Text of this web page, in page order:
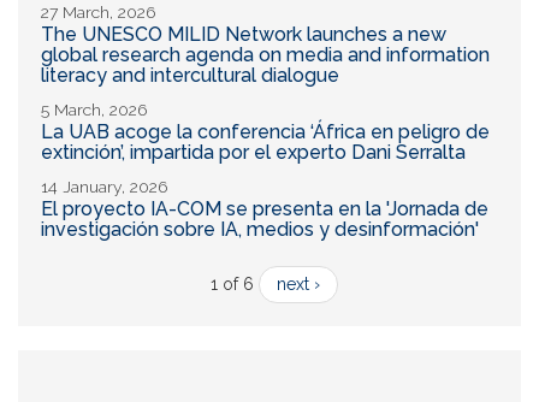
27 March, 2026
The UNESCO MILID Network launches a new
global research agenda on media and information
literacy and intercultural dialogue
5 March, 2026
La UAB acoge la conferencia ‘África en peligro de
extinción’, impartida por el experto Dani Serralta
14 January, 2026
El proyecto IA-COM se presenta en la 'Jornada de
investigación sobre IA, medios y desinformación'
1 of 6 next ›